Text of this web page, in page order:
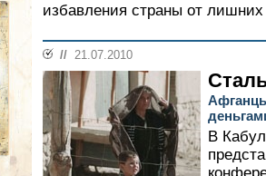
избавления страны от
// 21.07.2010
В